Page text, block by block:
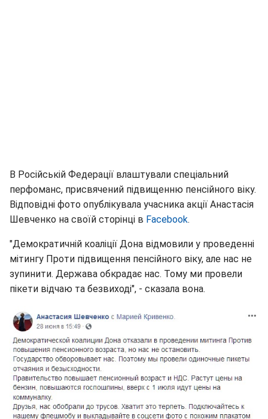
В Російській Федерації влаштували спеціальний
перфоманс, присвячений підвищенню пенсійного віку.
Відповідні фото опублікувала учасника акції Анастасія
Шевченко на своїй сторінці в Facebook.
"Демократичній коаліції Дона відмовили у проведенні
мітингу Проти підвищення пенсійного віку, але нас не
зупинити. Держава обкрадає нас. Тому ми провели
пікети відчаю та безвиході", - сказала вона.